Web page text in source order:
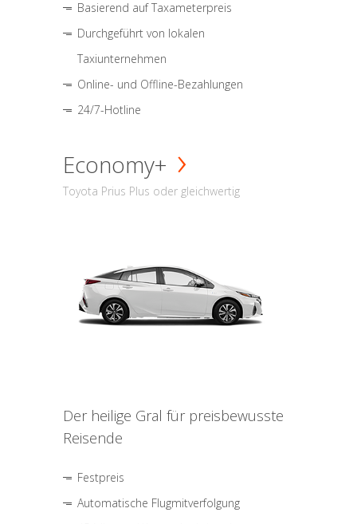
Basierend auf Taxameterpreis
Durchgeführt von lokalen
Taxiunternehmen
Online- und Offline-Bezahlungen
24/7-Hotline
Economy+
Toyota Prius Plus oder gleichwertig
Der heilige Gral für preisbewusste
Reisende
Festpreis
Automatische Flugmitverfolgung